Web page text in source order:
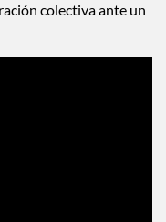
colectiva ante un